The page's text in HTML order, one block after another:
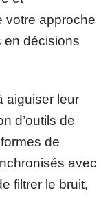
votre approche
en décisions
aiguiser leur
d’outils de
de
avec
filtrer le bruit,